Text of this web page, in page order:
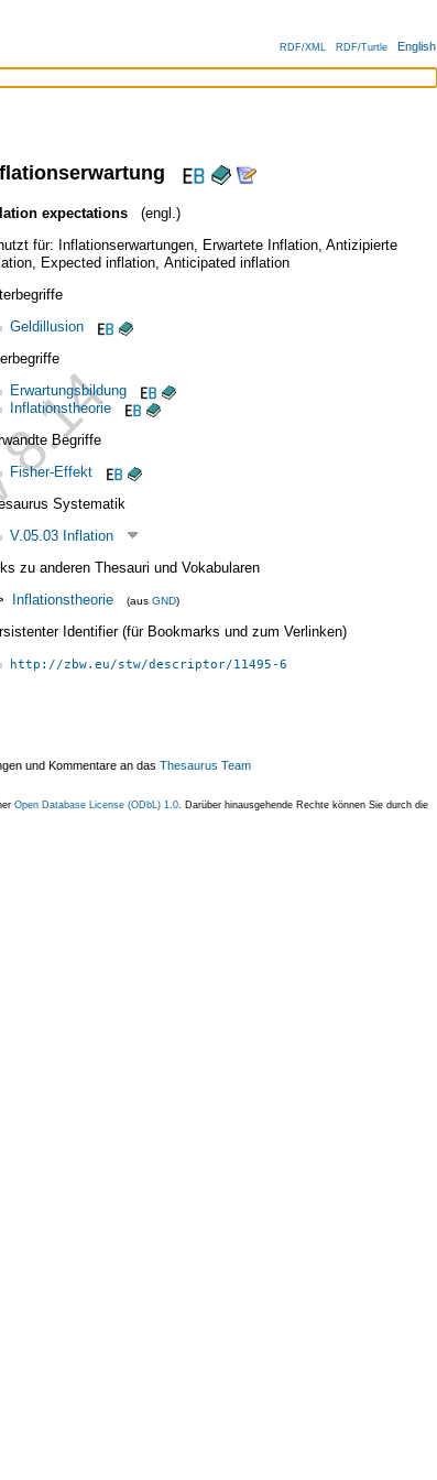
RDF/XML RDF/Turtle English
expectations
(engl.)
für: Inflationserwartungen, Erwartete Inflation, Antizipierte
, Expected inflation, Anticipated inflation
Geldillusion
Erwartungsbildung
Inflationstheorie
Begriffe
Fisher-Effekt
Systematik
V.05.03 Inflation
zu anderen Thesauri und Vokabularen
Inflationstheorie (aus GND)
Identifier (für Bookmarks und zum Verlinken)
http://zbw.eu/stw/descriptor/11495-6
und Kommentare an das Thesaurus Team
Open Database License (ODbL) 1.0 . Darüber hinausgehende Rechte können Sie durch die